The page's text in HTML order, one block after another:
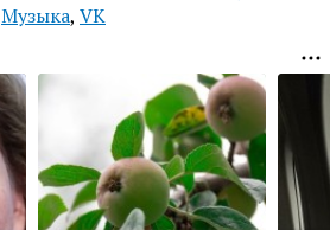
Музыка, VK